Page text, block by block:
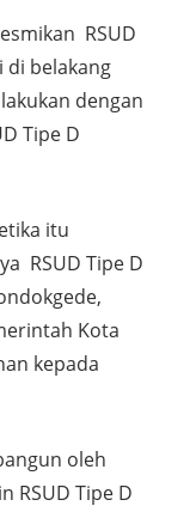
RSUD
di belakang
dengan
Tipe D
itu
RSUD Tipe D
Kota
kepada
oleh
RSUD Tipe D